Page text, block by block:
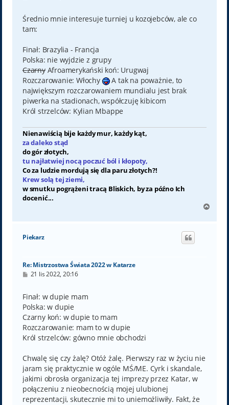
t
Średnio mnie interesuje turniej u kozojebców, ale co
tam:
Finał: Brazylia - Francja
Polska: nie wyjdzie z grupy
CzarnyAfroamerykański koń: Urugwaj
Rozczarowanie: Włochy
A tak na poważnie, to
największym rozczarowaniem mundialu jest brak
piwerka na stadionach, współczuję kibicom
Król strzelców: Kylian Mbappe
Nienawiścią bije każdy mur, każdy kąt,
za daleko stąd
do gór złotych,
tu najłatwiej nocą poczuć ból i kłopoty,
Co za ludzie mordują się dla paru złotych?!
Krew solą tej ziemi,
w smutku pogrążeni tracą Bliskich, by za późno Ich
docenić...
g
Piekarz
Re: Mistrzostwa Świata 2022 w Katarze
P
t
21 lis 2022, 20:16
Finał: w dupie mam
Polska: w dupie
Czarny koń: w dupie to mam
Rozczarowanie: mam to w dupie
Król strzelców: gówno mnie obchodzi
Chwalę się czy żalę? Otóż żalę. Pierwszy raz w życiu nie
jaram się praktycznie w ogóle MŚ/ME. Cyrk i skandale,
jakimi obrosła organizacja tej imprezy przez Katar, w
połączeniu z nieobecnością mojej ulubionej
reprezentacji, skutecznie mi to uniemożliwiły. Fakt, że